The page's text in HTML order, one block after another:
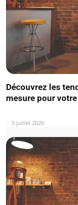
Découvrez les
mesure pour
3 juillet 2026